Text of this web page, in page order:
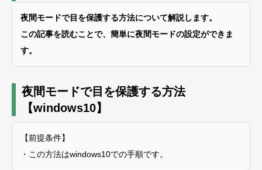
夜間モードで目を保護する方法について解説します。
この記事を読むことで、簡単に夜間モードの設定ができま
す。
夜間モードで目を保護する方法
【windows10】
【前提条件】
・この方法はwindows10での手順です。